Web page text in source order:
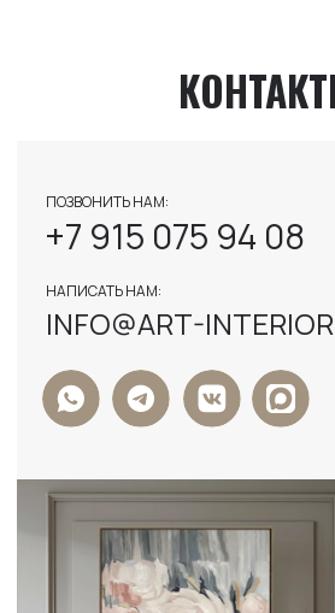
+7
ФОРМА ОБРАТНОЙ СВЯЗИ